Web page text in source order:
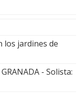
los jardines de
- Solista: